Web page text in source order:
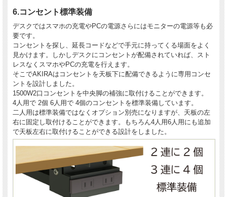
6.コンセント標準装備
デスクではスマホの充電やPCの電源さらにはモニターの電源等も必
要です。
コンセントを探し、延長コードなどで手元に持ってくる場面をよく
見かけます。しかしデスクにコンセントが配備されていれば、スト
レスなくスマホやPCの充電を行えます。
そこでAKIRAはコンセントを天板下に配備できるように専用コンセ
ントを設計しました。
1500W2口コンセントを中央脚の補強に取付けることができます。
4人用で 2個 6人用で 4個のコンセントを標準装備しています。
二人用は標準装備ではなくオプション別売になりますが、天板の左
右に固定し取付けることができます。もちろん4人用6人用にも追加
で天板左右に取付けることができる設計をしました。